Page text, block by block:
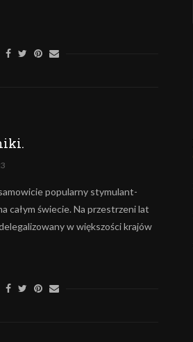
popularny stymulant-
całym świecie. Na przestrzeni lat
w większości krajów